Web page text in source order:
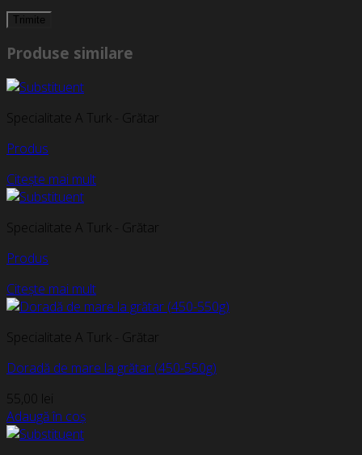
Produse similare
Specialitate A Turk - Grătar
Produs
Citește mai mult
Specialitate A Turk - Grătar
Produs
Citește mai mult
Specialitate A Turk - Grătar
Doradă de mare la grătar (450-550g)
55,00 lei
Adaugă în coș